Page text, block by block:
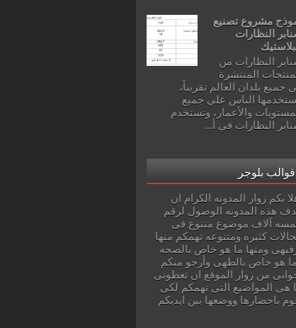
مشروع تصنيع
النظارات
النظارات من
المنتشرة
جميع بلدان العالم تقريباً،
الناس علي جميع
والأعمار، وتستخدم
النظارات في أ...
قوالب بلوجر
بكم زوار المدونه الكرام ان
هذه المدونه الوصول لرقم
آلاف موضوع متنوع فى
كثيره ومتنوعه تهمكم منها
ومنها ما هو خاص بالصحه
هو خاص بالطهى وأرجو منكم
من زوار الموقع ان تعطونى
هى المواضيع التى تهمكم لكى
باحضارها ووضعها بين ايديكم